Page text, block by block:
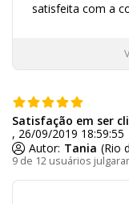
satisfeita com a
9 de 12 usuários
Satisfação em ser
, 26/09/2019 18:59:55
Autor: Tania (Rio